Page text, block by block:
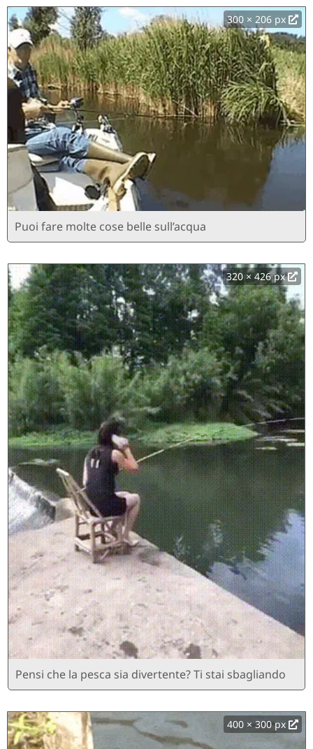
300 × 206 px
Puoi fare molte cose belle sull’acqua
320 × 426 px
Pensi che la pesca sia divertente? Ti stai sbagliando
400 × 300 px